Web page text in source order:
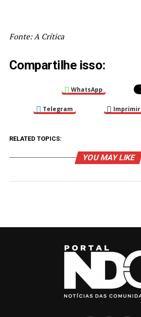
Fonte: A Crítica
Compartilhe isso:
WhatsApp
Telegram Imprimir
RELATED TOPICS:
YOU MAY LIKE